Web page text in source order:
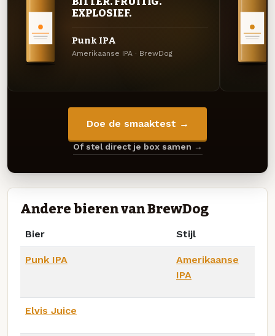
EXPLOSIEF.
Punk IPA
Amerikaanse IPA · BrewDog
Doe de smaaktest →
Of stel direct je box samen →
Andere bieren van BrewDog
Bier Stijl
Punk IPA
Amerikaanse
IPA
Elvis Juice